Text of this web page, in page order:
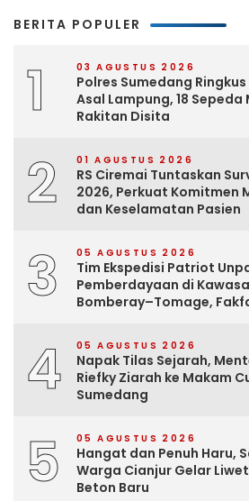
BERITA POPULER
1 03 AGUSTUS 2026
Polres Sumedang
Asal Lampung, 18
Rakitan Disita
2 01 AGUSTUS 2026
RS Ciremai Tuntaskan
2026, Perkuat Komitmen
dan Keselamatan Pasien
3 05 AGUSTUS 2026
Tim Ekspedisi Patriot
Pemberdayaan di
Bomberay–Tomage,
4 05 AGUSTUS 2026
Napak Tilas Sejarah,
Riefky Ziarah ke Makam
Sumedang
5 05 AGUSTUS 2026
Hangat dan Penuh Haru,
Warga Cianjur Gelar
Beton Baru